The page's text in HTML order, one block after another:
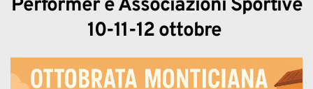
Performer e Associazioni Sportive
10-11-12 ottobre